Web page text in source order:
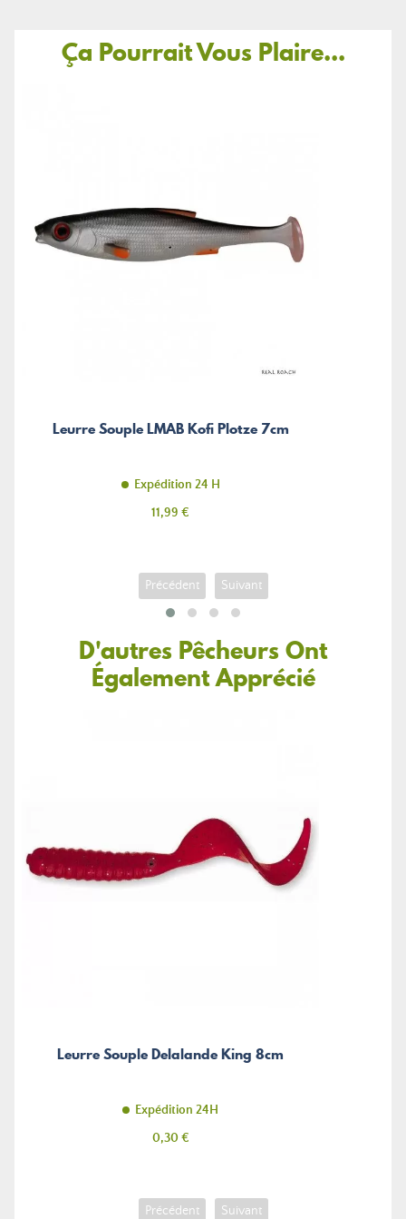
Ça Pourrait Vous Plaire...
Leurre Souple LMAB Kofi Plotze 7cm
Expédition 24 H
Prix
11,99 €
Précédent Suivant
D'autres Pêcheurs Ont
Également Apprécié
Leurre Souple Delalande King 8cm
Expédition 24H
Prix
0,30 €
Précédent Suivant